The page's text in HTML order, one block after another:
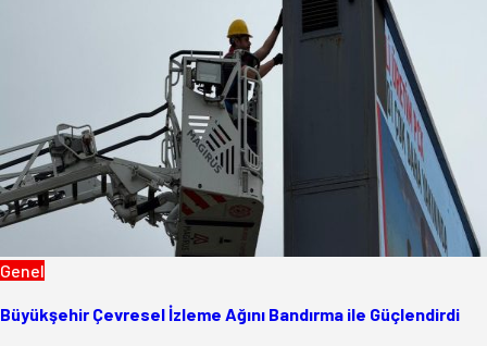
Genel
Büyükşehir Çevresel İzleme Ağını Bandırma ile Güçlendirdi